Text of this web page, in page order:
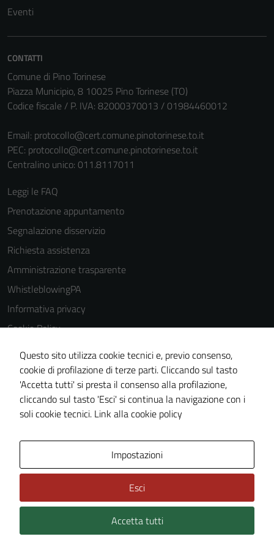
Eventi
CONTATTI
Comune di Pino Torinese
Piazza Municipio, 8 10025 Pino Torinese (TO)
Codice fiscale / P. IVA: 82000370013 / 01984460012
Email: protocollo@cert.comune.pinotorinese.to.it
PEC: protocollo@cert.comune.pinotorinese.to.it
Centralino unico: 011.8117011
Leggi le FAQ
Prenotazione appuntamento
Segnalazione disservizio
Richiesta assistenza
Amministrazione trasparente
WhistleblowingPA
Informativa privacy
Cookie Policy
Note legali
Dichiarazione di accessibilità
Piano di miglioramento del sito
Certificazione sistema gestione qualità
Technical Design s.r.l.
Questo sito utilizza cookie tecnici e, previo consenso,
cookie di profilazione di terze parti. Cliccando sul tasto
'Accetta tutti' si presta il consenso alla profilazione,
cliccando sul tasto 'Esci' si continua la navigazione con i
soli cookie tecnici. Link alla cookie policy
Impostazioni
Esci
Accetta tutti